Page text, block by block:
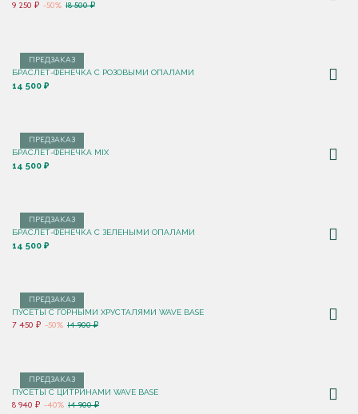
9 250 ₽ -50% 18 500 ₽
ПРЕДЗАКАЗ
БРАСЛЕТ-ФЕНЕЧКА С РОЗОВЫМИ ОПАЛАМИ
14 500 ₽
ПРЕДЗАКАЗ
БРАСЛЕТ-ФЕНЕЧКА MIX
14 500 ₽
ПРЕДЗАКАЗ
БРАСЛЕТ-ФЕНЕЧКА С ЗЕЛЕНЫМИ ОПАЛАМИ
14 500 ₽
ПРЕДЗАКАЗ
ПУСЕТЫ С ГОРНЫМИ ХРУСТАЛЯМИ WAVE BASE
7 450 ₽ -50% 14 900 ₽
ПРЕДЗАКАЗ
ПУСЕТЫ С ЦИТРИНАМИ WAVE BASE
8 940 ₽ -40% 14 900 ₽